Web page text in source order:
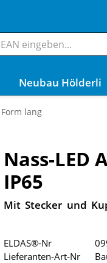
Neubau Hölderli
Form lang
Nass-LED
IP65
Mit Stecker und
ELDAS®-Nr
Lieferanten-Art-Nr